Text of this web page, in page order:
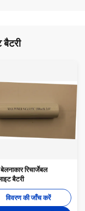
बैटरी
रिचार्जेबल
बैटरी
विवरण की जाँच करें